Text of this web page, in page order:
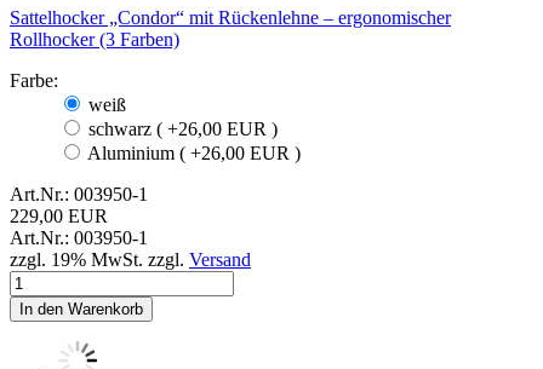
Sattelhocker „Condor“ mit Rückenlehne – ergonomischer
Rollhocker (3 Farben)
Farbe:
weiß
schwarz ( +26,00 EUR )
Aluminium ( +26,00 EUR )
Art.Nr.: 003950-1
229,00 EUR
Art.Nr.: 003950-1
zzgl. 19% MwSt. zzgl. Versand
In den Warenkorb